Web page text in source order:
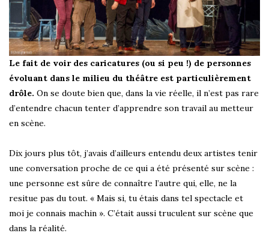
Le fait de voir des caricatures (ou si peu !) de personnes
évoluant dans le milieu du théâtre est particulièrement
drôle. On se doute bien que, dans la vie réelle, il n’est pas rare
d’entendre chacun tenter d’apprendre son travail au metteur
en scène.
Dix jours plus tôt, j’avais d’ailleurs entendu deux artistes tenir
une conversation proche de ce qui a été présenté sur scène :
une personne est sûre de connaître l’autre qui, elle, ne la
resitue pas du tout. « Mais si, tu étais dans tel spectacle et
moi je connais machin ». C’était aussi truculent sur scène que
dans la réalité.